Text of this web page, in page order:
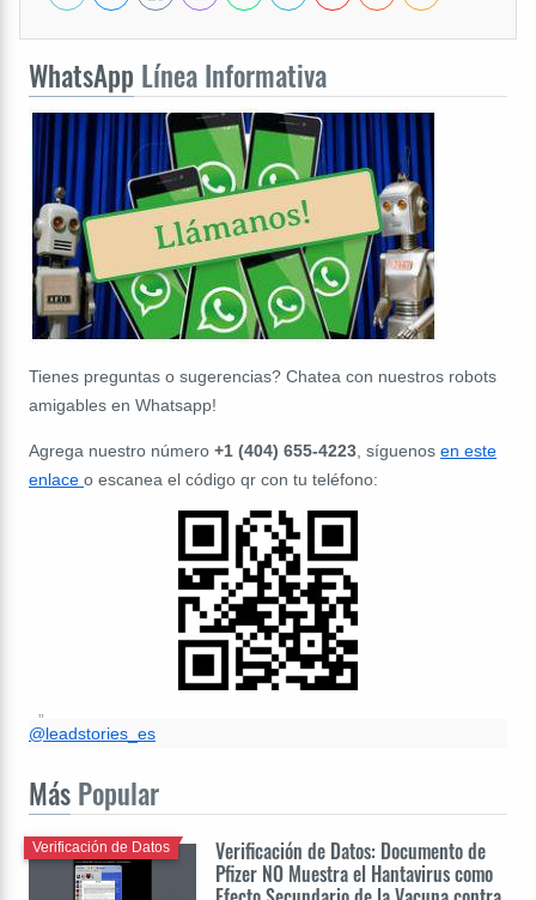
WhatsApp Línea Informativa
Tienes preguntas o sugerencias? Chatea con nuestros robots
amigables en Whatsapp!
Agrega nuestro número +1 (404) 655-4223 , síguenos en este
enlace o escanea el código qr con tu teléfono:
@leadstories_es
Más Popular
Verificación de Datos: Documento de
Pfizer NO Muestra el Hantavirus como
Verificación de Datos